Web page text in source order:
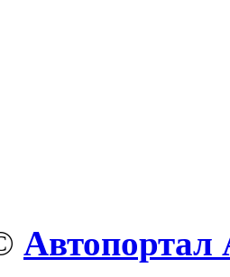
Автопортал